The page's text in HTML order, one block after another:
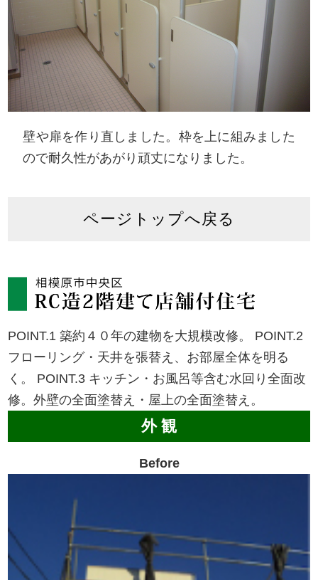
壁や扉を作り直しました。枠を上に組みました
ので耐久性があがり頑丈になりました。
ページトップへ戻る
POINT.1 築約４０年の建物を大規模改修。 POINT.2
フローリング・天井を張替え、お部屋全体を明る
く。 POINT.3 キッチン・お風呂等含む水回り全面改
修。外壁の全面塗替え・屋上の全面塗替え。
外 観
Before